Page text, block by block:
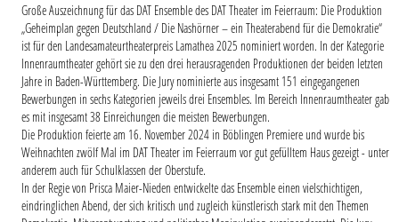
Große Auszeichnung für das DAT Ensemble des DAT Theater im Feierraum: Die Produktion
„Geheimplan gegen Deutschland / Die Nashörner – ein Theaterabend für die Demokratie“
ist für den Landesamateurtheaterpreis Lamathea 2025 nominiert worden. In der Kategorie
Innenraumtheater gehört sie zu den drei herausragenden Produktionen der beiden letzten
Jahre in Baden-Württemberg. Die Jury nominierte aus insgesamt 151 eingegangenen
Bewerbungen in sechs Kategorien jeweils drei Ensembles. Im Bereich Innenraumtheater gab
es mit insgesamt 38 Einreichungen die meisten Bewerbungen.
Die Produktion feierte am 16. November 2024 in Böblingen Premiere und wurde bis
Weihnachten zwölf Mal im DAT Theater im Feierraum vor gut gefülltem Haus gezeigt - unter
anderem auch für Schulklassen der Oberstufe.
In der Regie von Prisca Maier-Nieden entwickelte das Ensemble einen vielschichtigen,
eindringlichen Abend, der sich kritisch und zugleich künstlerisch stark mit den Themen